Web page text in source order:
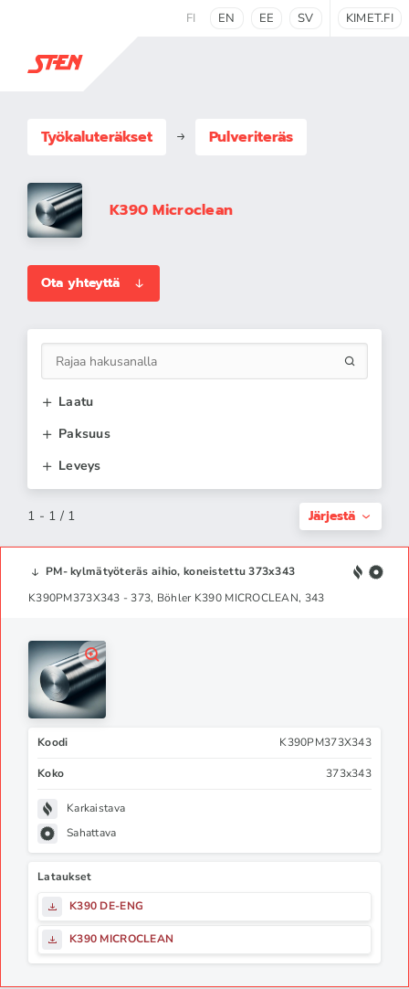
FI EN EE SV KIMET.FI
Työkaluteräkset Pulveriteräs
K390 Microclean
Ota yhteyttä
Laatu
Paksuus
Leveys
1 - 1 / 1 Järjestä
PM- kylmätyöteräs aihio, koneistettu 373x343
K390PM373X343 - 373, Böhler K390 MICROCLEAN, 343
Koodi K390PM373X343
Koko 373x343
Karkaistava
Sahattava
Lataukset
K390 DE-ENG
K390 MICROCLEAN